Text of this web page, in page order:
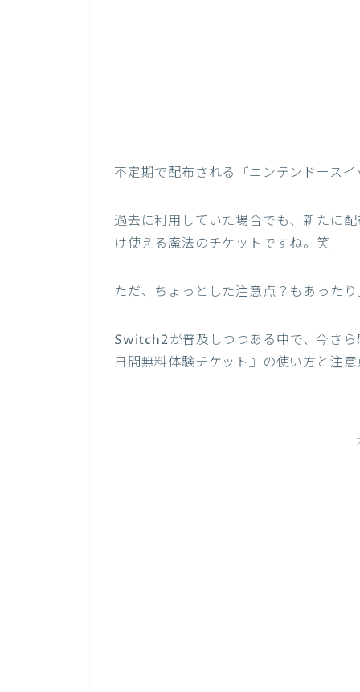
不定期で配布される『ニンテンドース
過去に利用していた場合でも、新たに
け使える魔法のチケットですね。笑
ただ、ちょっとした注意点？もあった
Switch2が普及しつつある中で、今さ
日間無料体験チケット』の使い方と注